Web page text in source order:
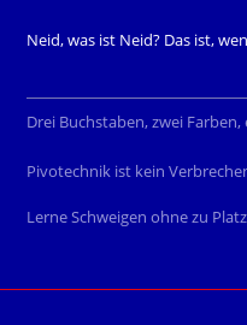
Neid, was ist Neid? Das ist,
Drei Buchstaben, zwei
Pivotechnik ist kein
Lerne Schweigen ohne zu